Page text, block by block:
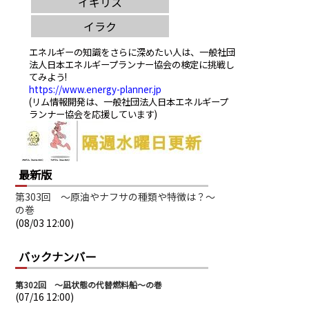
最新版
第303回 ～原油やナフサの種類や特徴は？～
の巻
(08/03 12:00)
バックナンバー
第302回 ～凪状態の代替燃料船～の巻
(07/16 12:00)
エネルギーの知識をさらに深めたい人は、一般社団
法人日本エネルギープランナー協会の検定に挑戦し
てみよう!
https://www.energy-planner.jp
(リム情報開発は、一般社団法人日本エネルギープ
ランナー協会を応援しています)